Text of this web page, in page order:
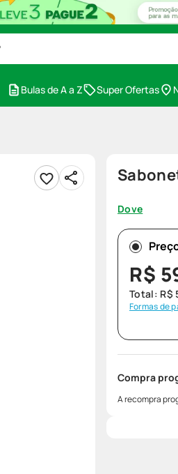
Bulas de A a Z Super Ofertas
Dove
R$
Total: R$
Formas de
Compra
A recompra